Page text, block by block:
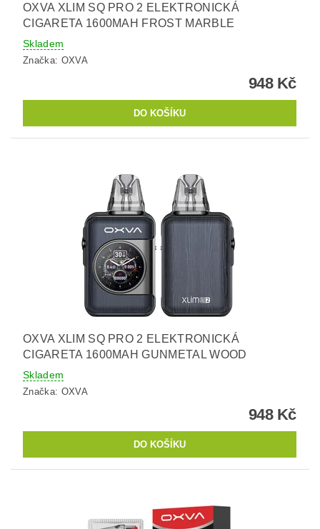
OXVA XLIM SQ PRO 2 ELEKTRONICKÁ
CIGARETA 1600MAH FROST MARBLE
Skladem
Značka: OXVA
948 Kč
OXVA XLIM SQ PRO 2 ELEKTRONICKÁ
CIGARETA 1600MAH GUNMETAL WOOD
Skladem
Značka: OXVA
948 Kč